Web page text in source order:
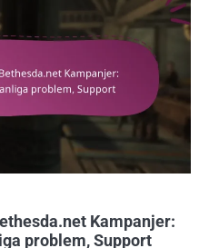
Kampanjer:
problem, Support